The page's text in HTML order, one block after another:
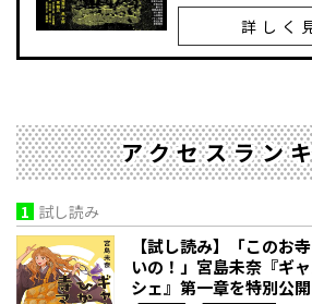
詳しく
アクセスラン
1 試し読み
【試し読み】「このお
いの！」宮島未奈『ギ
シェ』第一章を特別公開